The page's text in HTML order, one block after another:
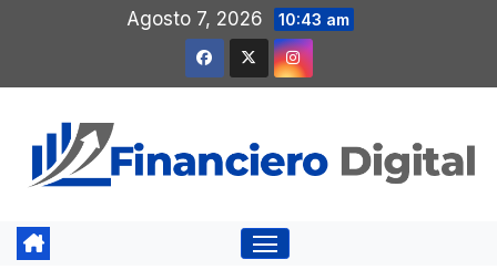
contenido
Agosto 7, 2026 10:43 am